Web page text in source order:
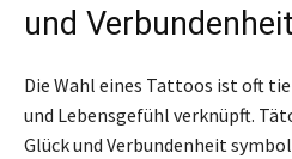
und Verbundenheit
Die Wahl eines Tattoos ist oft
und Lebensgefühl verknüpft.
Glück und Verbundenheit